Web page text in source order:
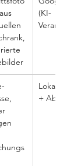
(KI-
Lokales
+